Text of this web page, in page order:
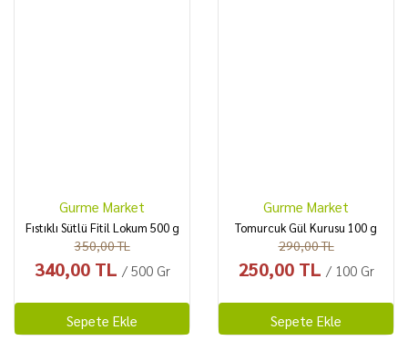
Gurme Market
Fıstıklı Sütlü Fitil Lokum 500 g
350,00 TL
340,00 TL / 500 Gr
Sepete Ekle
Gurme Market
Tomurcuk Gül Kurusu 100 g
290,00 TL
250,00 TL / 100 Gr
Sepete Ekle